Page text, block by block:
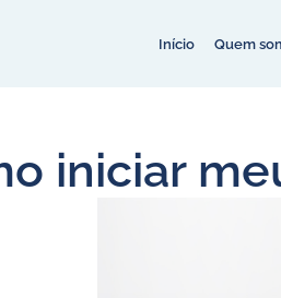
Início Quem
iniciar